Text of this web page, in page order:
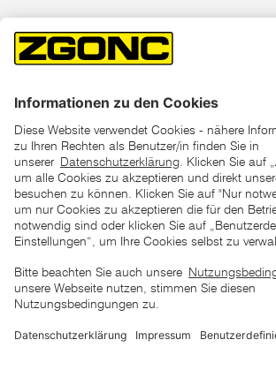
*der "statt"-Preis ist der niedrigste von uns
Tagen vor Beginn dieser
unter den UVP Preisen auf dieser